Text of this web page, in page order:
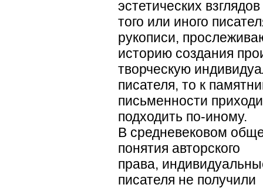
эстетических взглядов
того или иного
рукописи,
историю создания
творческую
писателя, то к
письменности
подходить по-иному.
В средневековом
понятия авторского
права,
писателя не получили